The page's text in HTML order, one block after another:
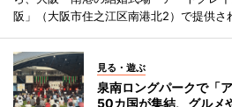
阪」（大阪市住之江区南港北2）で提供さ
見る・遊ぶ
泉南ロングパークで「
50カ国が集結、グルメ